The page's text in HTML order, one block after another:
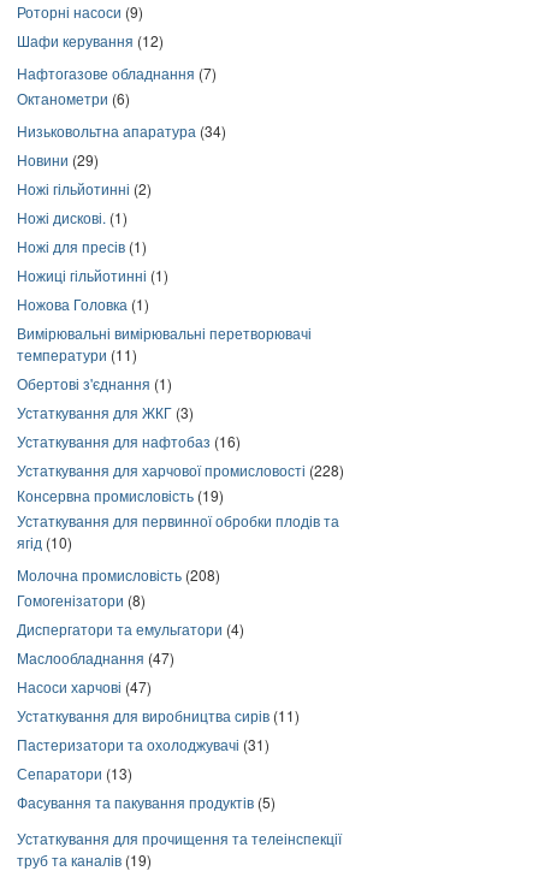
Роторні насоси (9)
Шафи керування (12)
Нафтогазове обладнання (7)
Октанометри (6)
Низьковольтна апаратура (34)
Новини (29)
Ножі гільйотинні (2)
Ножі дискові. (1)
Ножі для пресів (1)
Ножиці гільйотинні (1)
Ножова Головка (1)
Вимірювальні вимірювальні перетворювачі
температури (11)
Обертові з'єднання (1)
Устаткування для ЖКГ (3)
Устаткування для нафтобаз (16)
Устаткування для харчової промисловості (228)
Консервна промисловість (19)
Устаткування для первинної обробки плодів та
ягід (10)
Молочна промисловість (208)
Гомогенізатори (8)
Диспергатори та емульгатори (4)
Маслообладнання (47)
Насоси харчові (47)
Устаткування для виробництва сирів (11)
Пастеризатори та охолоджувачі (31)
Сепаратори (13)
Фасування та пакування продуктів (5)
Устаткування для прочищення та телеінспекції
труб та каналів (19)